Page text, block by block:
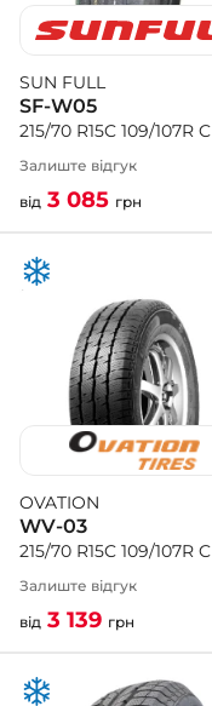
SUN FULL
SF-W05
215/70 R15C 109/107R C
Залиште відгук
від 3 085 грн
OVATION
WV-03
215/70 R15C 109/107R C
Залиште відгук
від 3 139 грн